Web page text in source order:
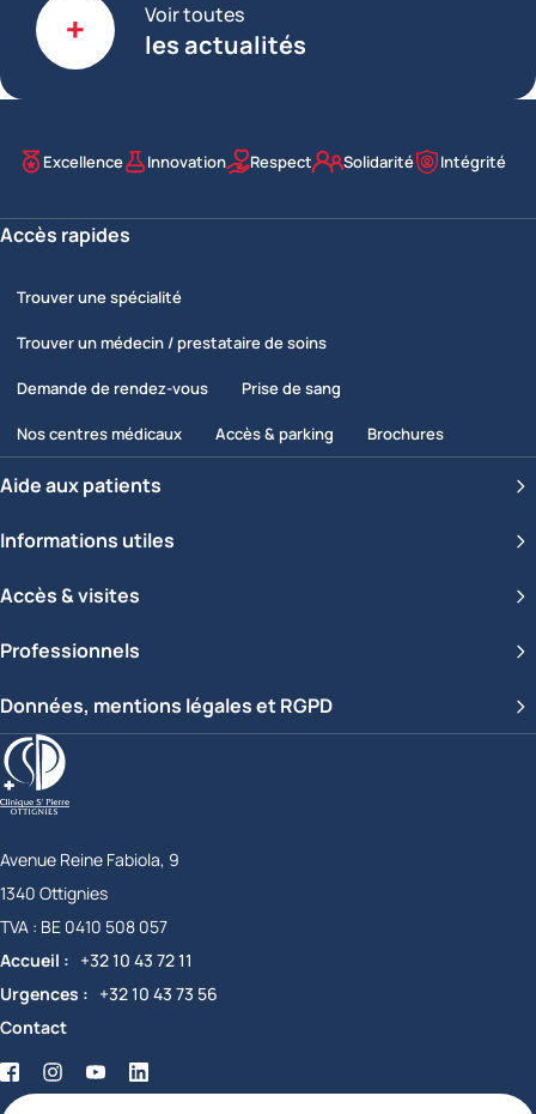
Voir toutes
les actualités
Nos valeurs
Excellence Innovation Respect Solidarité Intégrité
Accès rapides
Trouver une spécialité
Trouver un médecin / prestataire de soins
Demande de rendez-vous Prise de sang
Nos centres médicaux Accès & parking Brochures
Aide aux patients
Informations utiles
Accès & visites
Professionnels
Données, mentions légales et RGPD
Clinique Saint-Pierre Ottignies
Avenue Reine Fabiola, 9
1340 Ottignies
Belgique
TVA : BE 0410 508 057
Accueil
+32 10 43 72 11
Urgences
+32 10 43 73 56
Contact
FacebookTwitterYouTubeLinkedIn
certifications